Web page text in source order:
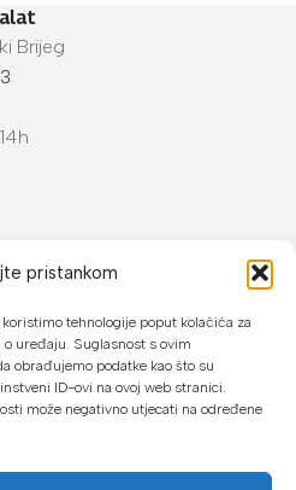
pristankom
tehnologije poput kolačića za
uređaju. Suglasnost s ovim
obrađujemo podatke kao što su
ID-ovi na ovoj web stranici.
može negativno utjecati na određene
Brijeg
platiti:
ili do 24 rate
internet bankarstvom